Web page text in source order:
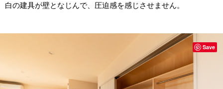
白の建具が壁となじんで、圧迫感を感じさせません。
Save